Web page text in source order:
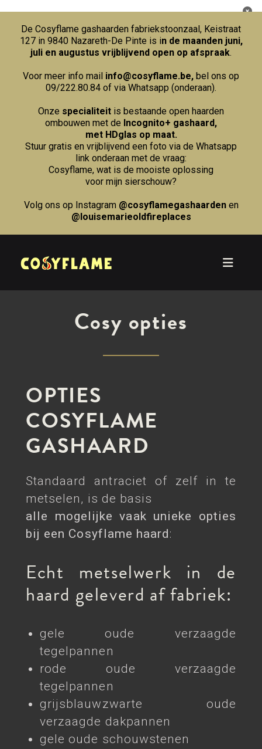
De Cosyflame gashaarden fabriekstoonzaal, Keistraat
127 in 9840 Nazareth-De Pinte is in de maanden juni,
juli en augustus vrijblijvend open op afspraak.
Voor meer info mail info@cosyflame.be, bel ons op
09/222.80.84 of via Whatsapp (onderaan).
Onze specialiteit is bestaande open haarden
ombouwen met de Incognito+ gashaard,
met HDglas op maat.
Stuur gratis en vrijblijvend een foto via de Whatsapp
link onderaan met de vraag:
Cosyflame, wat is de mooiste oplossing
voor mijn sierschouw?
Volg ons op Instagram @cosyflamegashaardenen
@louisemarieoldfireplaces
Cosy opties
OPTIES
COSYFLAME
GASHAARD
Standaard antraciet of zelf in te
metselen, is de basis
alle mogelijke vaak unieke opties
bij een Cosyflame haard:
Echt metselwerk in de
haard geleverd af fabriek:
gele oude verzaagde
tegelpannen
rode oude verzaagde
tegelpannen
grijsblauwzwarte oude
verzaagde dakpannen
gele oude schouwstenen